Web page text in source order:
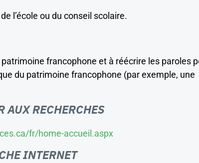
l’école ou du conseil scolaire.
francophone et à réécrire les paroles
du patrimoine francophone (par exemple, une
RECHERCHES
fr/home-accueil.aspx
INTERNET